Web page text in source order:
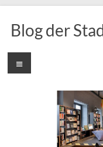
Inhalt
springen
Blog der
Menü